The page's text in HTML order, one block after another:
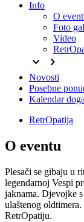
Info
O
Foto
Video
keyboard_arrow_down keyboard_arrow_right
Novosti
Posebne
Kalendar
RetrOpatija
O eventu
Plesači se gibaju u
legendarnoj Vespi
jaknama. Djevojke
ulaštenog
RetrOpatiju.